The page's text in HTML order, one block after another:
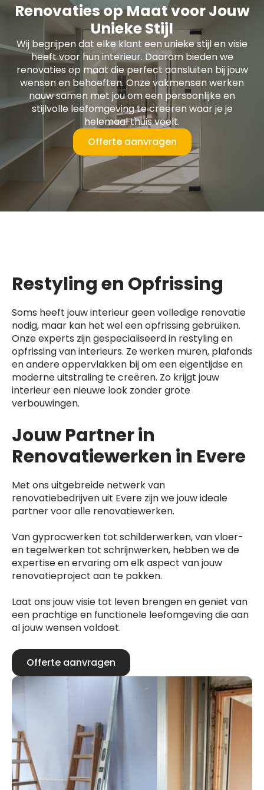
Renovaties op Maat voor Jouw
Unieke Stijl
Wij begrijpen dat elke klant een unieke stijl en visie
heeft voor hun interieur. Daarom bieden we
renovaties op maat die perfect aansluiten bij jouw
wensen en behoeften. Onze vakmensen werken
nauw samen met jou om een persoonlijke en
stijlvolle leefomgeving te creëren waar je je
helemaal thuis voelt.
Offerte aanvragen
Restyling en Opfrissing
Soms heeft jouw interieur geen volledige renovatie
nodig, maar kan het wel een opfrissing gebruiken.
Onze experts zijn gespecialiseerd in restyling en
opfrissing van interieurs. Ze werken muren, plafonds
en andere oppervlakken bij om een eigentijdse en
moderne uitstraling te creëren. Zo krijgt jouw
interieur een nieuwe look zonder grote
verbouwingen.
Jouw Partner in
Renovatiewerken in Evere
Met ons uitgebreide netwerk van
renovatiebedrijven uit Evere zijn we jouw ideale
partner voor alle renovatiewerken.
Van gyprocwerken tot schilderwerken, van vloer-
en tegelwerken tot schrijnwerken, hebben we de
expertise en ervaring om elk aspect van jouw
renovatieproject aan te pakken.
Laat ons jouw visie tot leven brengen en geniet van
een prachtige en functionele leefomgeving die aan
al jouw wensen voldoet.
Offerte aanvragen